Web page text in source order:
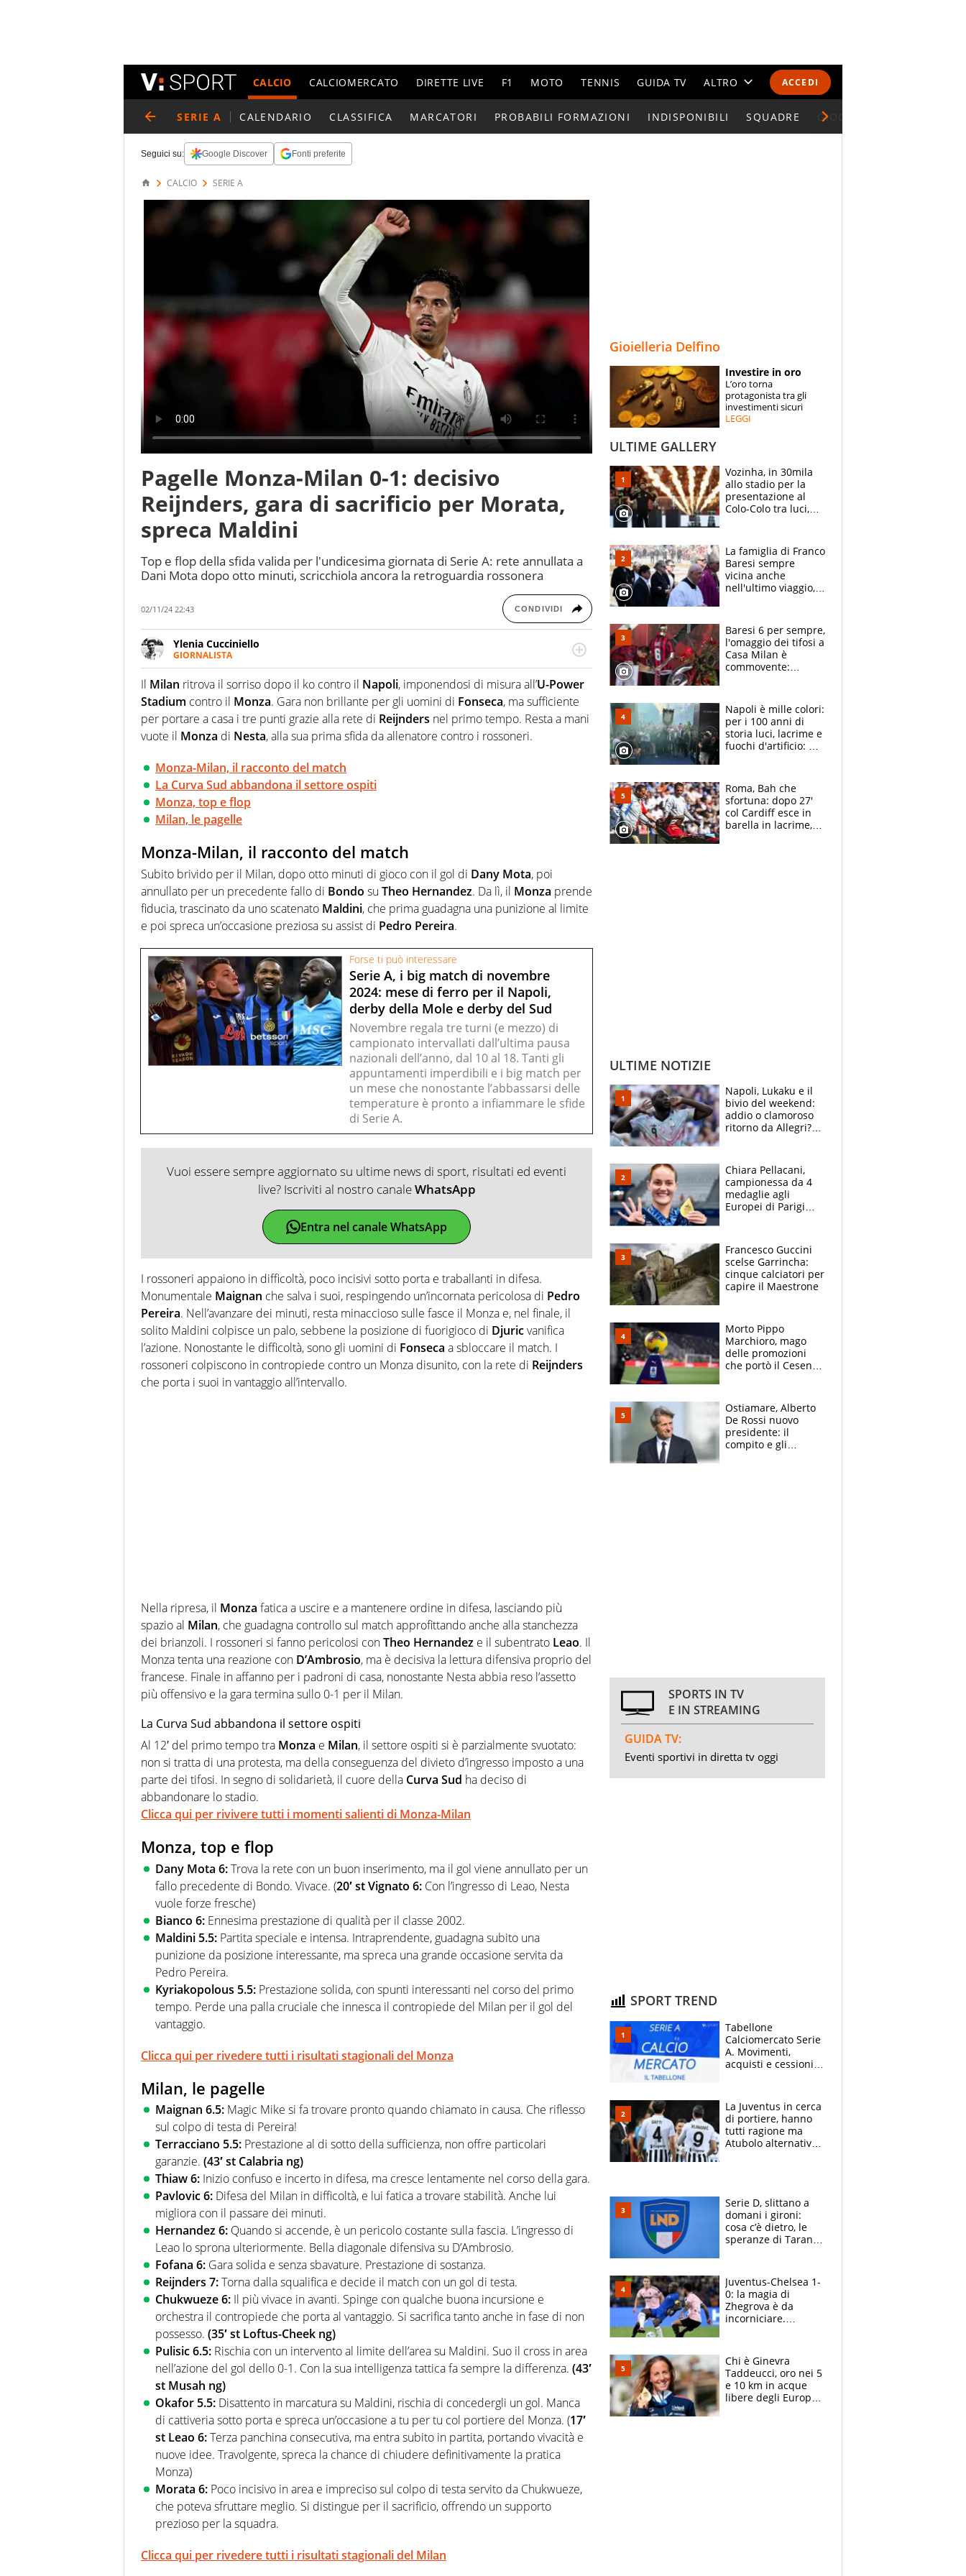
ACCEDI
CALCIO CALCIOMERCATO DIRETTE LIVE F1 MOTO TENNIS GUIDA TV ALTRO
CALENDARI E CLASSIFICHE
ESPERTI
CONTATTI
SERIE A CALENDARIO CLASSIFICA MARCATORI PROBABILI FORMAZIONI INDISPONIBILI SQUADRE GIOCATORI SERIE A
Seguici su: Google Discover Fonti preferite
CALCIO SERIE A
Pagelle Monza-Milan 0-1: decisivo
Reijnders, gara di sacrificio per Morata,
spreca Maldini
Top e flop della sfida valida per l'undicesima giornata di Serie A: rete annullata a
Dani Mota dopo otto minuti, scricchiola ancora la retroguardia rossonera
02/11/24 22:43 CONDIVIDI
Ylenia Cucciniello
GIORNALISTA
Appassionatissima di tutto lo sport: scrive di calcio giocato ma non rinuncia allo
sguardo sull'extra campo, dove spesso si trovano risposte che il rettangolo verde non
riesce a restituire
Il Milan ritrova il sorriso dopo il ko contro il Napoli, imponendosi di misura all’U-Power
Stadium contro il Monza. Gara non brillante per gli uomini di Fonseca, ma sufficiente
per portare a casa i tre punti grazie alla rete di Reijnders nel primo tempo. Resta a mani
vuote il Monza di Nesta, alla sua prima sfida da allenatore contro i rossoneri.
Monza-Milan, il racconto del match
La Curva Sud abbandona il settore ospiti
Monza, top e flop
Milan, le pagelle
Monza-Milan, il racconto del match
Subito brivido per il Milan, dopo otto minuti di gioco con il gol di Dany Mota, poi
annullato per un precedente fallo di Bondo su Theo Hernandez. Da lì, il Monza prende
fiducia, trascinato da uno scatenato Maldini, che prima guadagna una punizione al limite
e poi spreca un’occasione preziosa su assist di Pedro Pereira.
Forse ti può interessare
Serie A, i big match di novembre
2024: mese di ferro per il Napoli,
derby della Mole e derby del Sud
Novembre regala tre turni (e mezzo) di
campionato intervallati dall’ultima pausa
nazionali dell’anno, dal 10 al 18. Tanti gli
appuntamenti imperdibili e i big match per
un mese che nonostante l’abbassarsi delle
temperature è pronto a infiammare le sfide
di Serie A.
Vuoi essere sempre aggiornato su ultime news di sport, risultati ed eventi
live? Iscriviti al nostro canaleWhatsApp
Entra nel canale WhatsApp
I rossoneri appaiono in difficoltà, poco incisivi sotto porta e traballanti in difesa.
Monumentale Maignan che salva i suoi, respingendo un’incornata pericolosa di Pedro
Pereira. Nell’avanzare dei minuti, resta minaccioso sulle fasce il Monza e, nel finale, il
solito Maldini colpisce un palo, sebbene la posizione di fuorigioco di Djuricvanifica
l’azione. Nonostante le difficoltà, sono gli uomini di Fonseca a sbloccare il match. I
rossoneri colpiscono in contropiede contro un Monza disunito, con la rete di Reijnders
che porta i suoi in vantaggio all’intervallo.
Nella ripresa, il Monza fatica a uscire e a mantenere ordine in difesa, lasciando più
spazio al Milan, che guadagna controllo sul match approfittando anche alla stanchezza
dei brianzoli. I rossoneri si fanno pericolosi conTheo Hernandez e il subentrato Leao. Il
Monza tenta una reazione con D’Ambrosio, ma è decisiva la lettura difensiva proprio del
francese. Finale in affanno per i padroni di casa, nonostante Nesta abbia reso l’assetto
più offensivo e la gara termina sullo 0-1 per il Milan.
La Curva Sud abbandona il settore ospiti
Al 12′ del primo tempo tra Monza e Milan, il settore ospiti si è parzialmente svuotato:
non si tratta di una protesta, ma della conseguenza del divieto d’ingresso imposto a una
parte dei tifosi. In segno di solidarietà, il cuore della Curva Sud ha deciso di
abbandonare lo stadio.
Clicca qui per rivivere tutti i momenti salienti di Monza-Milan
Monza, top e flop
Dany Mota 6:Trova la rete con un buon inserimento, ma il gol viene annullato per un
fallo precedente di Bondo. Vivace. (20′ st Vignato 6: Con l’ingresso di Leao, Nesta
vuole forze fresche)
Bianco 6: Ennesima prestazione di qualità per il classe 2002.
Maldini 5.5: Partita speciale e intensa. Intraprendente, guadagna subito una
punizione da posizione interessante, ma spreca una grande occasione servita da
Pedro Pereira.
Kyriakopolous 5.5: Prestazione solida, con spunti interessanti nel corso del primo
tempo. Perde una palla cruciale che innesca il contropiede del Milan per il gol del
vantaggio.
Clicca qui per rivedere tutti i risultati stagionali del Monza
Milan, le pagelle
Maignan 6.5: Magic Mike si fa trovare pronto quando chiamato in causa. Che riflesso
sul colpo di testa di Pereira!
Terracciano 5.5: Prestazione al di sotto della sufficienza, non offre particolari
garanzie. (43′ st Calabria ng)
Thiaw 6: Inizio confuso e incerto in difesa, ma cresce lentamente nel corso della gara.
Pavlovic 6: Difesa del Milan in difficoltà, e lui fatica a trovare stabilità. Anche lui
migliora con il passare dei minuti.
Hernandez 6: Quando si accende, è un pericolo costante sulla fascia. L’ingresso di
Leao lo sprona ulteriormente. Bella diagonale difensiva su D’Ambrosio.
Fofana 6: Gara solida e senza sbavature. Prestazione di sostanza.
Reijnders 7:Torna dalla squalifica e decide il match con un gol di testa.
Chukwueze 6: Il più vivace in avanti. Spinge con qualche buona incursione e
orchestra il contropiede che porta al vantaggio. Si sacrifica tanto anche in fase di non
possesso. (35′ st Loftus-Cheek ng)
Pulisic 6.5: Rischia con un intervento al limite dell’area su Maldini. Suo il cross in area
nell’azione del gol dello 0-1. Con la sua intelligenza tattica fa sempre la differenza. (43′
st Musah ng)
Okafor 5.5: Disattento in marcatura su Maldini, rischia di concedergli un gol. Manca
di cattiveria sotto porta e spreca un’occasione a tu per tu col portiere del Monza. (17′
st Leao 6:Terza panchina consecutiva, ma entra subito in partita, portando vivacità e
nuove idee. Travolgente, spreca la chance di chiudere definitivamente la pratica
Monza)
Morata 6: Poco incisivo in area e impreciso sul colpo di testa servito da Chukwueze,
che poteva sfruttare meglio. Si distingue per il sacrificio, offrendo un supporto
prezioso per la squadra.
Clicca qui per rivedere tutti i risultati stagionali del Milan
Gioielleria Delfino
Investire in oro
L’oro torna
protagonista tra gli
investimenti sicuri
LEGGI
ULTIME GALLERY
Vozinha, in 30mila
allo stadio per la
presentazione al
Colo-Colo tra luci,
La famiglia di Franco
Baresi sempre
vicina anche
nell'ultimo viaggio,
circondati
dall'affetto dei tifosi
Baresi 6 per sempre,
l'omaggio dei tifosi a
Casa Milan è
commovente:
bigliettini
Napoli è mille colori:
per i 100 anni di
storia luci, lacrime e
fuochi d'artificio: De
Roma, Bah che
sfortuna: dopo 27'
col Cardiff esce in
barella in lacrime,
ULTIME NOTIZIE
Napoli, Lukaku e il
bivio del weekend:
addio o clamoroso
ritorno da Allegri?
Chiara Pellacani,
campionessa da 4
medaglie agli
Europei di Parigi
giornalista, mamma
Francesca
Insegnante e il
fratello calciatore
Francesco Guccini
scelse Garrincha:
cinque calciatori per
capire il Maestrone
Morto Pippo
Marchioro, mago
delle promozioni
che portò il Cesena
di Baresi
Ostiamare, Alberto
De Rossi nuovo
presidente: il
compito e gli
SPORTS IN TV
E IN STREAMING
GUIDA TV:
Eventi sportivi in diretta tv oggi
SPORT TREND
Tabellone
Calciomercato Serie
A. Movimenti,
acquisti e cessioni:
La Juventus in cerca
di portiere, hanno
tutti ragione ma
Atubolo alternativa
Serie D, slittano a
domani i gironi:
cosa c’è dietro, le
speranze di Taranto
Juventus-Chelsea 1-
0: la magia di
Zhegrova è da
incorniciare.
ancora, la porta
inviolata
Chi è Ginevra
Taddeucci, oro nei 5
e 10 km in acque
libere degli Europei